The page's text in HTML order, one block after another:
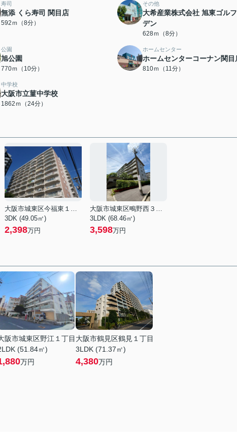
寿司
無添 くら寿司 関目店
592ｍ（8分）
その他
大希産業株式会社 旭東ゴル
デン
628ｍ（8分）
公園
旭公園
770ｍ（10分）
ホームセンター
ホームセンターコーナン関目
810ｍ（11分）
中学校
大阪市立菫中学校
1862ｍ（24分）
大阪市城東区今福東１丁目
3DK (49.05㎡)
2,398万円
大阪市城東区鴫野西３丁目
3LDK (68.46㎡)
3,598万円
阪市城東区野江１丁目
(51.84㎡)
万円
大阪市鶴見区鶴見１丁目
3LDK (71.37㎡)
4,380万円